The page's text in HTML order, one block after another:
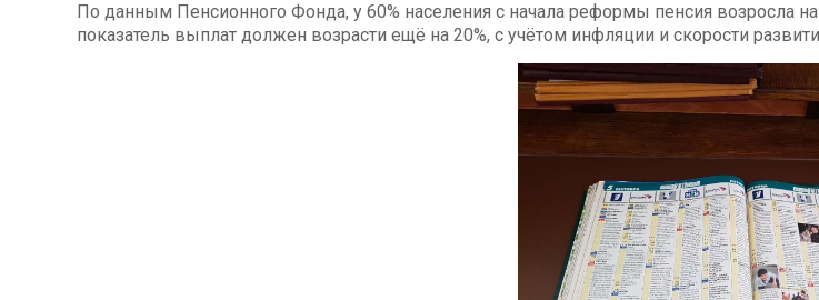
По данным Пенсионного Фонда, у 60% населения с начала реформы пенсия возросла
показатель выплат должен возрасти ещё на 20%, с учётом инфляции и скорости